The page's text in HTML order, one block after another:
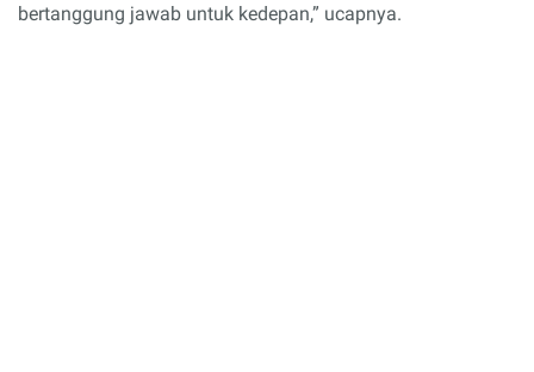
bertanggung jawab untuk kedepan,” ucapnya.